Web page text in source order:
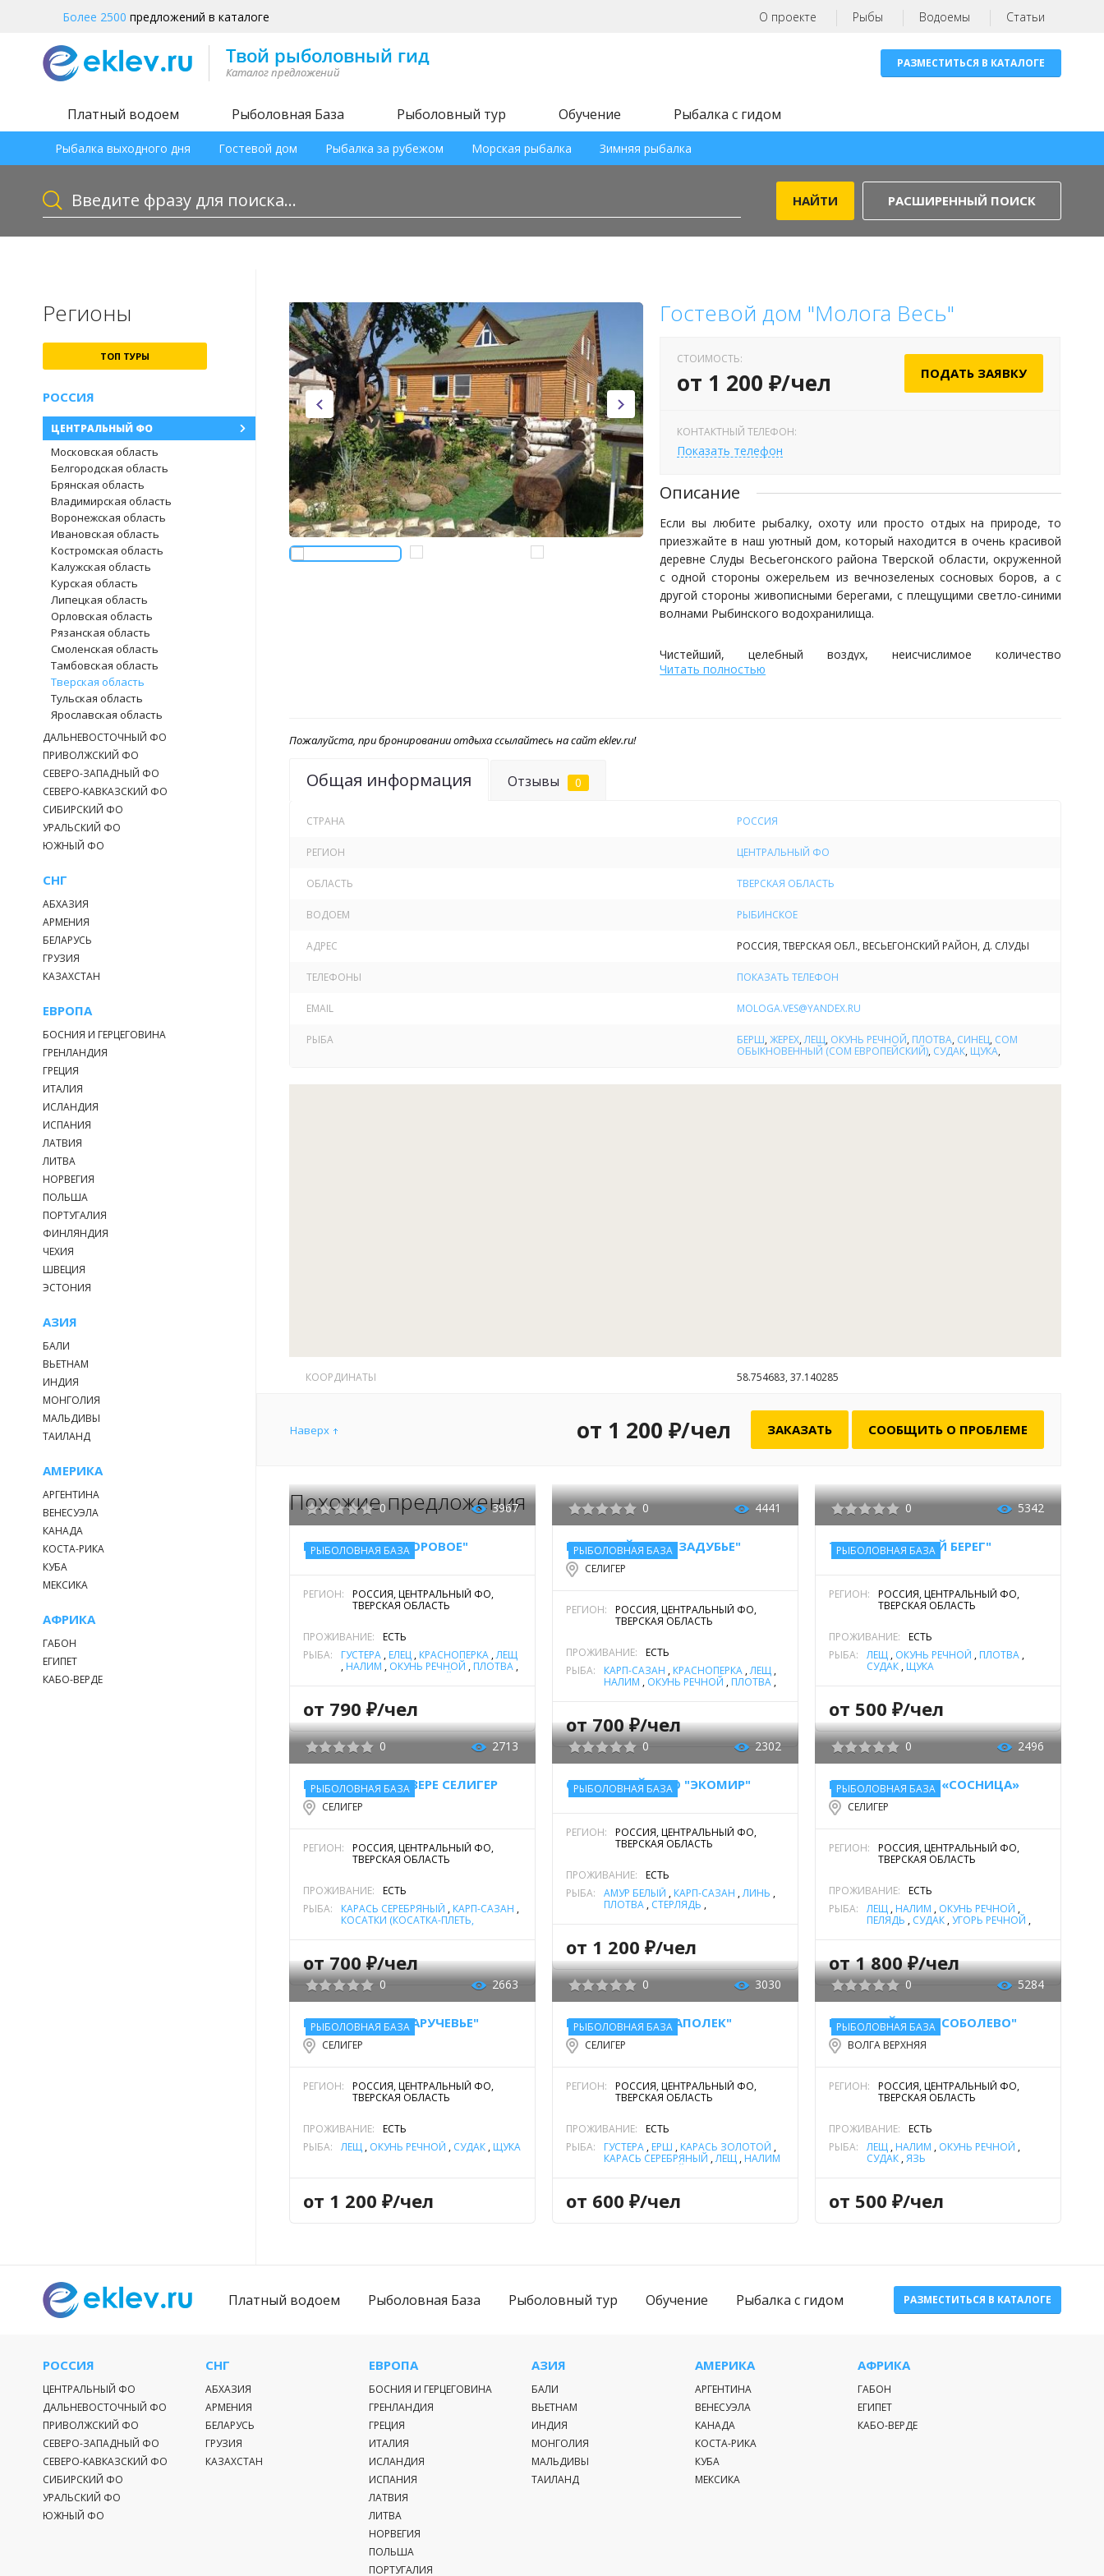
Более 2500 предложений в каталоге О проекте Рыбы Водоемы Статьи
РАЗМЕСТИТЬСЯ В КАТАЛОГЕ
Платный водоем Рыболовная База Рыболовный тур Обучение Рыбалка с гидом
Рыбалка выходного дня Гостевой дом Рыбалка за рубежом Морская рыбалка Зимняя рыбалка
РАСШИРЕННЫЙ ПОИСК
Регионы
ТОП ТУРЫ
РОССИЯ
ЦЕНТРАЛЬНЫЙ ФО
Московская область
Белгородская область
Брянская область
Владимирская область
Воронежская область
Ивановская область
Костромская область
Калужская область
Курская область
Липецкая область
Орловская область
Рязанская область
Смоленская область
Тамбовская область
Тверская область
Тульская область
Ярославская область
ДАЛЬНЕВОСТОЧНЫЙ ФО
ПРИВОЛЖСКИЙ ФО
СЕВЕРО-ЗАПАДНЫЙ ФО
СЕВЕРО-КАВКАЗСКИЙ ФО
СИБИРСКИЙ ФО
УРАЛЬСКИЙ ФО
ЮЖНЫЙ ФО
СНГ
АБХАЗИЯ
АРМЕНИЯ
БЕЛАРУСЬ
ГРУЗИЯ
КАЗАХСТАН
ЕВРОПА
БОСНИЯ И ГЕРЦЕГОВИНА
ГРЕНЛАНДИЯ
ГРЕЦИЯ
ИТАЛИЯ
ИСЛАНДИЯ
ИСПАНИЯ
ЛАТВИЯ
ЛИТВА
НОРВЕГИЯ
ПОЛЬША
ПОРТУГАЛИЯ
ФИНЛЯНДИЯ
ЧЕХИЯ
ШВЕЦИЯ
ЭСТОНИЯ
АЗИЯ
БАЛИ
ВЬЕТНАМ
ИНДИЯ
МОНГОЛИЯ
МАЛЬДИВЫ
ТАИЛАНД
АМЕРИКА
АРГЕНТИНА
ВЕНЕСУЭЛА
КАНАДА
КОСТА-РИКА
КУБА
МЕКСИКА
АФРИКА
ГАБОН
ЕГИПЕТ
КАБО-ВЕРДЕ
Гостевой дом "Молога Весь"
СТОИМОСТЬ:
от 1 200 ₽/чел ПОДАТЬ ЗАЯВКУ
КОНТАКТНЫЙ ТЕЛЕФОН:
Показать телефон
Описание
Если вы любите рыбалку, охоту или просто отдых на природе, то
приезжайте в наш уютный дом, который находится в очень красивой
деревне Слуды Весьегонского района Тверской области, окруженной
с одной стороны ожерельем из вечнозеленых сосновых боров, а с
другой стороны живописными берегами, с плещущими светло-синими
волнами Рыбинского водохранилища.
Чистейший, целебный воздух, неисчислимое количество
всевозможных ягод и грибов, песчаные пляжи, все это является
апреля по октябрь. Если вы считаете, что рыбалка уже не та, то наш
проживание, 3-х разовое полноценное питание, летнюю и зимнюю
Читать полностью
Пожалуйста, при бронировании отдыха ссылайтесь на сайт eklev.ru!
Общая информация Отзывы 0
СТРАНА РОССИЯ
РЕГИОН ЦЕНТРАЛЬНЫЙ ФО
ОБЛАСТЬ ТВЕРСКАЯ ОБЛАСТЬ
ВОДОЕМ РЫБИНСКОЕ
АДРЕС РОССИЯ, ТВЕРСКАЯ ОБЛ., ВЕСЬЕГОНСКИЙ РАЙОН, Д. СЛУДЫ
ТЕЛЕФОНЫ ПОКАЗАТЬ ТЕЛЕФОН
EMAIL MOLOGA.VES@YANDEX.RU
РЫБА БЕРШ, ЖЕРЕХ,ЛЕЩ, ОКУНЬ РЕЧНОЙ, ПЛОТВА, СИНЕЦ, СОМ
ОБЫКНОВЕННЫЙ (СОМ ЕВРОПЕЙСКИЙ), СУДАК, ЩУКА,
КООРДИНАТЫ 58.754683, 37.140285
Наверх от 1 200 ₽/чел ЗАКАЗАТЬ СООБЩИТЬ О ПРОБЛЕМЕ
Похожие предложения
РЫБОЛОВНАЯ БАЗА
0 3967
БАЗА ОТДЫХА "БОРОВОЕ"
РЕГИОН:
РОССИЯ, ЦЕНТРАЛЬНЫЙ ФО,
ТВЕРСКАЯ ОБЛАСТЬ
ПРОЖИВАНИЕ:
ЕСТЬ
РЫБА:
ГУСТЕРА , ЕЛЕЦ , КРАСНОПЕРКА ,ЛЕЩ
, НАЛИМ , ОКУНЬ РЕЧНОЙ , ПЛОТВА ,
РЕЧНОЙ ,
от 790 ₽/чел
РЫБОЛОВНАЯ БАЗА
0 4441
ГОСТЕВОЙ ДОМ "ЗАДУБЬЕ"
СЕЛИГЕР
РЕГИОН:
РОССИЯ, ЦЕНТРАЛЬНЫЙ ФО,
ТВЕРСКАЯ ОБЛАСТЬ
ПРОЖИВАНИЕ:
ЕСТЬ
РЫБА:
КАРП-САЗАН , КРАСНОПЕРКА,ЛЕЩ,
НАЛИМ , ОКУНЬ РЕЧНОЙ , ПЛОТВА,
от 700 ₽/чел
РЫБОЛОВНАЯ БАЗА
0 5342
ТУРБАЗА "КЛЕВЫЙ БЕРЕГ"
РЕГИОН:
РОССИЯ, ЦЕНТРАЛЬНЫЙ ФО,
ТВЕРСКАЯ ОБЛАСТЬ
ПРОЖИВАНИЕ:
ЕСТЬ
РЫБА:
ЛЕЩ, ОКУНЬ РЕЧНОЙ , ПЛОТВА,
СУДАК, ЩУКА
от 500 ₽/чел
РЫБОЛОВНАЯ БАЗА
0 2713
КОТТЕДЖИ НА ОЗЕРЕ СЕЛИГЕР
СЕЛИГЕР
РЕГИОН:
РОССИЯ, ЦЕНТРАЛЬНЫЙ ФО,
ТВЕРСКАЯ ОБЛАСТЬ
ПРОЖИВАНИЕ:
ЕСТЬ
РЫБА:
КАРАСЬ СЕРЕБРЯНЫЙ , КАРП-САЗАН ,
КОСАТКИ (КОСАТКА-ПЛЕТЬ,
СУДАК, ЩУКА
от 700 ₽/чел
РЫБОЛОВНАЯ БАЗА
0 2302
ОХОТХОЗЯЙСТВО "ЭКОМИР"
РЕГИОН:
РОССИЯ, ЦЕНТРАЛЬНЫЙ ФО,
ТВЕРСКАЯ ОБЛАСТЬ
ПРОЖИВАНИЕ:
ЕСТЬ
РЫБА:
АМУР БЕЛЫЙ , КАРП-САЗАН ,ЛИНЬ ,
ПЛОТВА, СТЕРЛЯДЬ ,
от 1 200 ₽/чел
РЫБОЛОВНАЯ БАЗА
0 2496
ГОСТЕВЫЕ ДОМА «СОСНИЦА»
СЕЛИГЕР
РЕГИОН:
РОССИЯ, ЦЕНТРАЛЬНЫЙ ФО,
ТВЕРСКАЯ ОБЛАСТЬ
ПРОЖИВАНИЕ:
ЕСТЬ
РЫБА:
ЛЕЩ, НАЛИМ , ОКУНЬ РЕЧНОЙ ,
ПЕЛЯДЬ , СУДАК,УГОРЬ РЕЧНОЙ ,
от 1 800 ₽/чел
РЫБОЛОВНАЯ БАЗА
0 2663
БАЗА ОТДЫХА "ЗАРУЧЕВЬЕ"
СЕЛИГЕР
РЕГИОН:
РОССИЯ, ЦЕНТРАЛЬНЫЙ ФО,
ТВЕРСКАЯ ОБЛАСТЬ
ПРОЖИВАНИЕ:
ЕСТЬ
РЫБА:
ЛЕЩ , ОКУНЬ РЕЧНОЙ , СУДАК , ЩУКА
от 1 200 ₽/чел
РЫБОЛОВНАЯ БАЗА
0 3030
БАЗА ОТДЫХА "ЗАПОЛЕК"
СЕЛИГЕР
РЕГИОН:
РОССИЯ, ЦЕНТРАЛЬНЫЙ ФО,
ТВЕРСКАЯ ОБЛАСТЬ
ПРОЖИВАНИЕ:
ЕСТЬ
РЫБА:
ГУСТЕРА, ЁРШ , КАРАСЬ ЗОЛОТОЙ ,
КАРАСЬ СЕРЕБРЯНЫЙ ,ЛЕЩ, НАЛИМ
от 600 ₽/чел
РЫБОЛОВНАЯ БАЗА
0 5284
ГОСТЕВОЙ ДОМ "СОБОЛЕВО"
ВОЛГА ВЕРХНЯЯ
РЕГИОН:
РОССИЯ, ЦЕНТРАЛЬНЫЙ ФО,
ТВЕРСКАЯ ОБЛАСТЬ
ПРОЖИВАНИЕ:
ЕСТЬ
РЫБА:
ЛЕЩ, НАЛИМ , ОКУНЬ РЕЧНОЙ ,
СУДАК,ЯЗЬ
от 500 ₽/чел
Платный водоем Рыболовная База Рыболовный тур Обучение Рыбалка с гидом РАЗМЕСТИТЬСЯ В КАТАЛОГЕ
РОССИЯ
ЦЕНТРАЛЬНЫЙ ФО
ДАЛЬНЕВОСТОЧНЫЙ ФО
ПРИВОЛЖСКИЙ ФО
СЕВЕРО-ЗАПАДНЫЙ ФО
СЕВЕРО-КАВКАЗСКИЙ ФО
СИБИРСКИЙ ФО
УРАЛЬСКИЙ ФО
ЮЖНЫЙ ФО
СНГ
АБХАЗИЯ
АРМЕНИЯ
БЕЛАРУСЬ
ГРУЗИЯ
КАЗАХСТАН
ЕВРОПА
БОСНИЯ И ГЕРЦЕГОВИНА
ГРЕНЛАНДИЯ
ГРЕЦИЯ
ИТАЛИЯ
ИСЛАНДИЯ
ИСПАНИЯ
ЛАТВИЯ
ЛИТВА
НОРВЕГИЯ
ПОЛЬША
ПОРТУГАЛИЯ
АЗИЯ
БАЛИ
ВЬЕТНАМ
ИНДИЯ
МОНГОЛИЯ
МАЛЬДИВЫ
ТАИЛАНД
АМЕРИКА
АРГЕНТИНА
ВЕНЕСУЭЛА
КАНАДА
КОСТА-РИКА
КУБА
МЕКСИКА
АФРИКА
ГАБОН
ЕГИПЕТ
КАБО-ВЕРДЕ